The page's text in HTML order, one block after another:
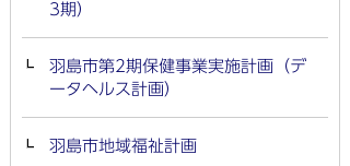
3期）
羽島市第2期保健事業実施計画（デ
ータヘルス計画）
羽島市地域福祉計画